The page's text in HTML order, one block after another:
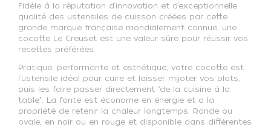
Fidèle à la réputation d’innovation et d’exceptionnelle
qualité des ustensiles de cuisson créées par cette
grande marque française mondialement connue, une
cocotte Le Creuset est une valeur sûre pour réussir vos
recettes préférées.
Pratique, performante et esthétique, votre cocotte est
l’ustensile idéal pour cuire et laisser mijoter vos plats,
puis les faire passer directement "de la cuisine à la
table". La fonte est économe en énergie et a la
propriété de retenir la chaleur longtemps. Ronde ou
ovale, en noir ou en rouge et disponible dans différentes